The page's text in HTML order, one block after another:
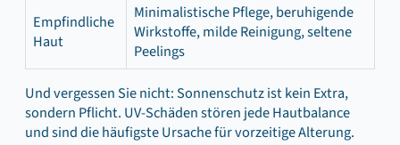
Empfindliche
Haut
Minimalistische Pflege, beruhigende
Wirkstoffe, milde Reinigung, seltene
Peelings
Und vergessen Sie nicht: Sonnenschutz ist kein Extra,
sondern Pflicht. UV‑Schäden stören jede Hautbalance
und sind die häufigste Ursache für vorzeitige Alterung.